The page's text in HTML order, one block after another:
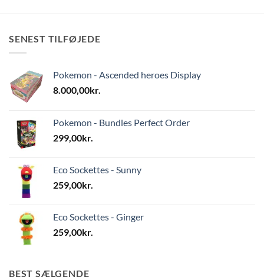
SENEST TILFØJEDE
Pokemon - Ascended heroes Display
8.000,00kr.
Pokemon - Bundles Perfect Order
299,00kr.
Eco Sockettes - Sunny
259,00kr.
Eco Sockettes - Ginger
259,00kr.
BEST SÆLGENDE